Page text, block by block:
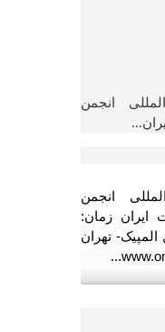
انجمن
انجمن
زمان:
هتل المپیک- تهران